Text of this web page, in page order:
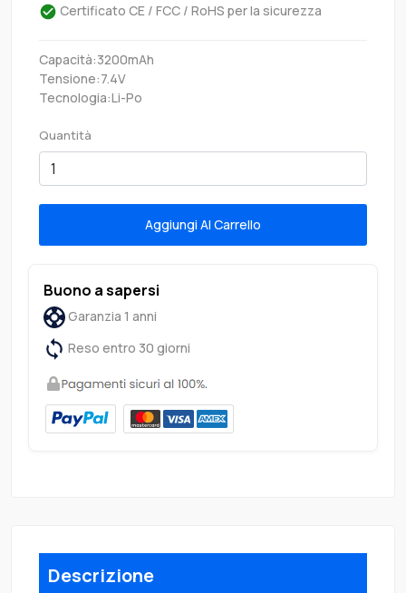
Certificato CE / FCC / RoHS per la sicurezza
Capacità:3200mAh
Tensione:7.4V
Tecnologia:Li-Po
Quantità
Aggiungi Al Carrello
Buono a sapersi
Garanzia 1 anni
Reso entro 30 giorni
Descrizione